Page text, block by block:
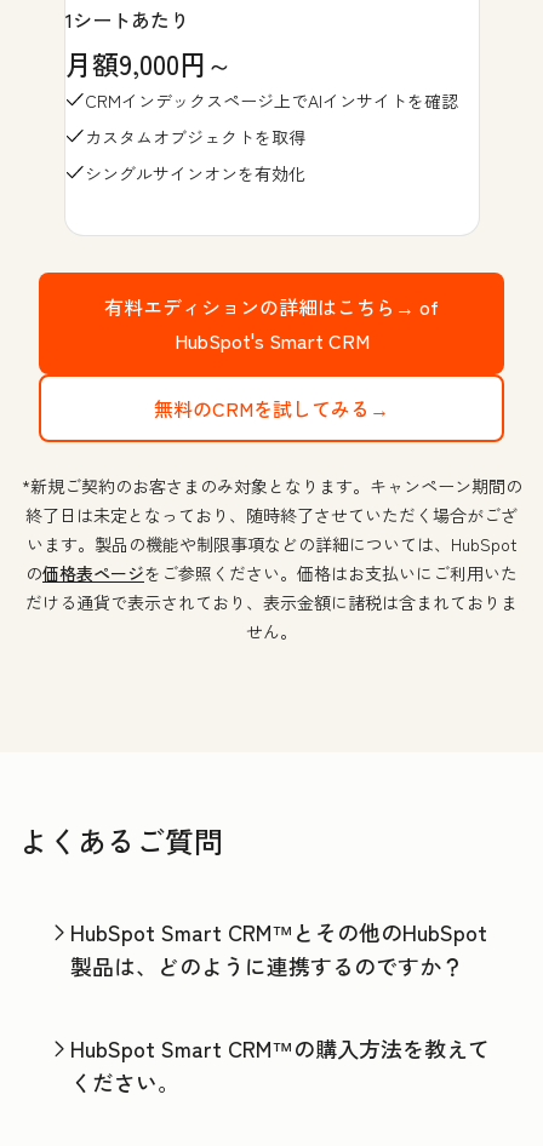
1シートあたり
月額9,000円～
CRMインデックスページ上でAIインサイトを確認
カスタムオブジェクトを取得
シングルサインオンを有効化
有料エディションの詳細はこちら→ of
HubSpot's Smart CRM
無料のCRMを試してみる→
*新規ご契約のお客さまのみ対象となります。キャンペーン期間の
終了日は未定となっており、随時終了させていただく場合がござ
います。製品の機能や制限事項などの詳細については、HubSpot
の価格表ページをご参照ください。価格はお支払いにご利用いた
だける通貨で表示されており、表示金額に諸税は含まれておりま
せん。
よくあるご質問
HubSpot Smart CRM™とその他のHubSpot
製品は、どのように連携するのですか？
HubSpot Smart CRM™の購入方法を教えて
ください。